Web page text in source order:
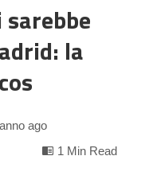
la
ago
1 Min Read